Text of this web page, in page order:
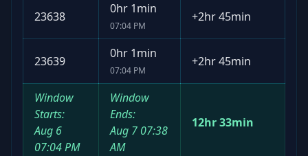
23638
0hr 1min
07:04 PM
+2hr 45min
23639
0hr 1min
07:04 PM
+2hr 45min
Window
Starts:
Aug 6
07:04 PM
Window
Ends:
Aug 7 07:38
AM
12hr 33min